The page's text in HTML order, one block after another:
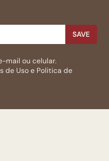
SAVE
mail ou celular.
de Usoe Politica de